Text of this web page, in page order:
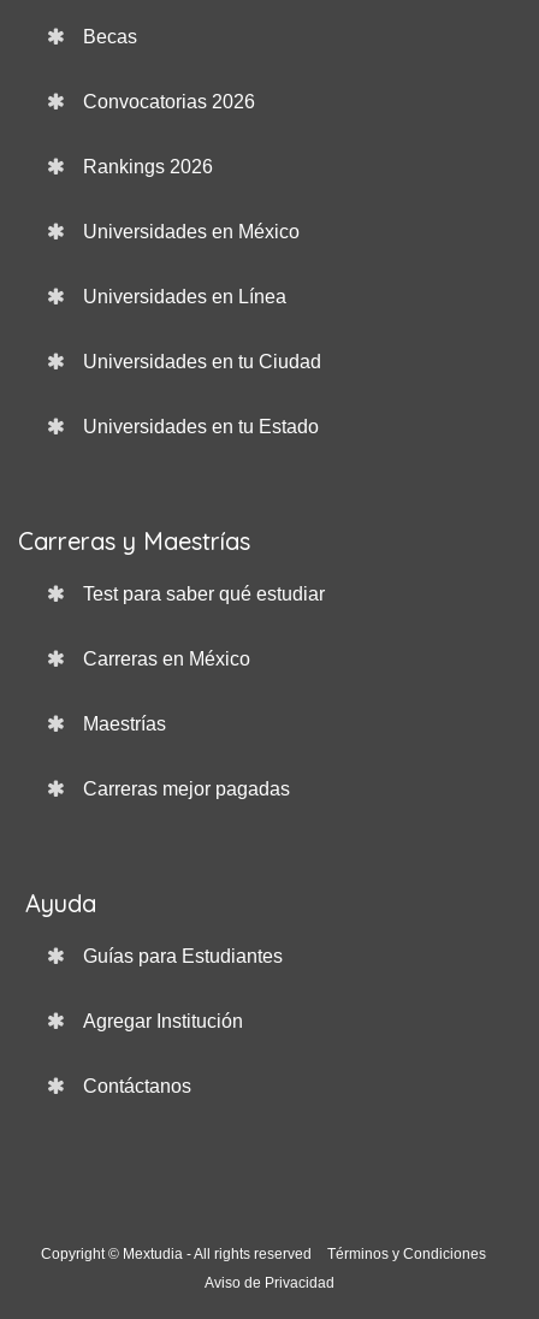
Becas
Convocatorias 2026
Rankings 2026
Universidades en México
Universidades en Línea
Universidades en tu Ciudad
Universidades en tu Estado
Carreras y Maestrías
Test para saber qué estudiar
Carreras en México
Maestrías
Carreras mejor pagadas
Ayuda
Guías para Estudiantes
Agregar Institución
Contáctanos
Copyright © Mextudia - All rights reserved
Términos y Condiciones
Aviso de Privacidad